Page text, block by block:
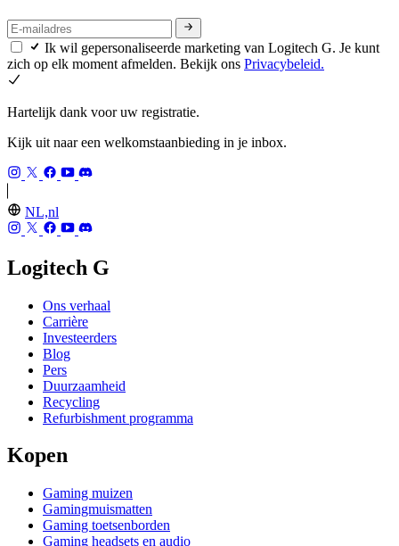
Ik wil gepersonaliseerde marketing van Logitech G. Je kunt
zich op elk moment afmelden. Bekijk ons Privacybeleid.
Hartelijk dank voor uw registratie.
Kijk uit naar een welkomstaanbieding in je inbox.
NL,nl
Logitech G
Ons verhaal
Carrière
Investeerders
Blog
Pers
Duurzaamheid
Recycling
Refurbishment programma
Kopen
Gaming muizen
Gamingmuismatten
Gaming toetsenborden
Gaming headsets en audio